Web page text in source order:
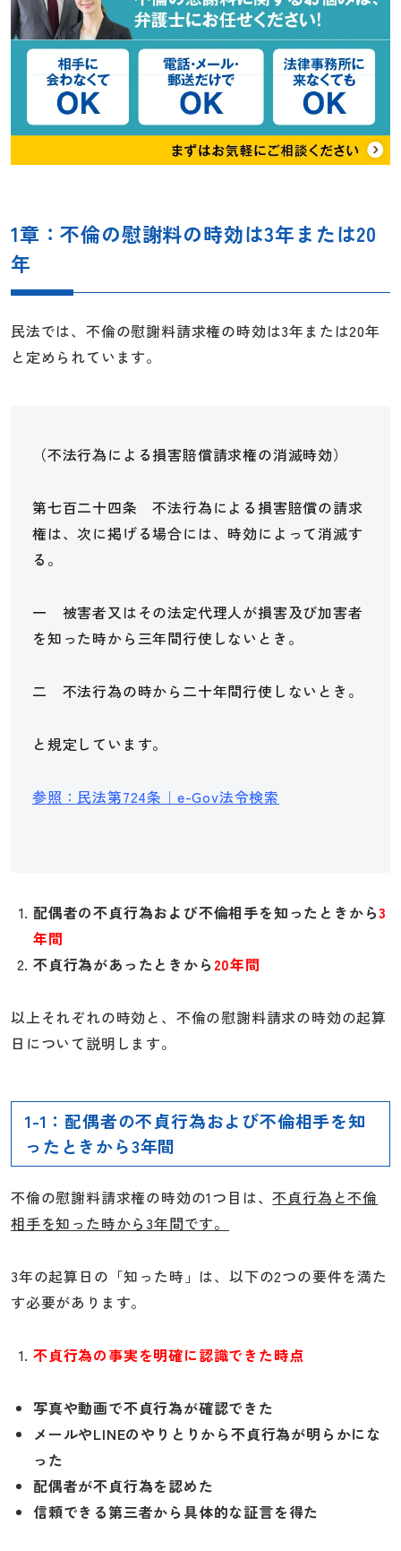
1章：不倫の慰謝料の時効は3年または20
年
民法では、不倫の慰謝料請求権の時効は3年または20年
と定められています。
（不法行為による損害賠償請求権の消滅時効）
第七百二十四条 不法行為による損害賠償の請求
権は、次に掲げる場合には、時効によって消滅す
る。
一 被害者又はその法定代理人が損害及び加害者
を知った時から三年間行使しないとき。
二 不法行為の時から二十年間行使しないとき。
と規定しています。
参照：民法第724条｜e-Gov法令検索
配偶者の不貞行為および不倫相手を知ったときから3
年間
不貞行為があったときから 20年間
以上それぞれの時効と、不倫の慰謝料請求の時効の起算
日について説明します。
1-1：配偶者の不貞行為および不倫相手を知
ったときから3年間
不倫の慰謝料請求権の時効の1つ目は、不貞行為と不倫
相手を知った時から3年間です。
3年の起算日の「知った時」は、以下の2つの要件を満た
す必要があります。
不貞行為の事実を明確に認識できた時点
写真や動画で不貞行為が確認できた
メールやLINEのやりとりから不貞行為が明らかにな
った
配偶者が不貞行為を認めた
信頼できる第三者から具体的な証言を得た